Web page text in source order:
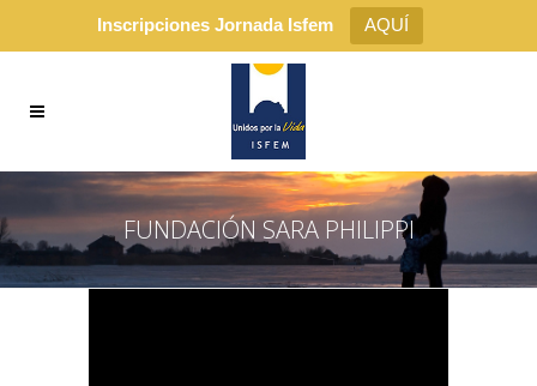
Inscripciones Jornada Isfem AQUÍ
FUNDACIÓN SARA PHILIPPI